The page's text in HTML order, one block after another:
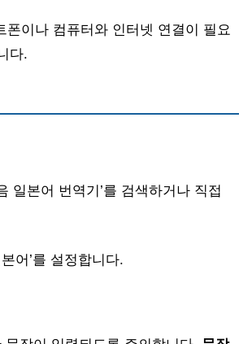
이나 컴퓨터와 인터넷 연결이 필요
다.
일본어 번역기’를 검색하거나 직접
어’를 설정합니다.